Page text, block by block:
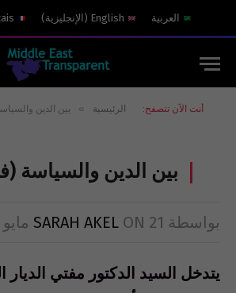
العربية English
( الإنجليزية)
أنت الآن تتصفح: الرئيسية » بين الدين
بين الدين والسياسة
بواسطة SARAH AKEL ON 21 مايو 2012
يتدخل السيد الدكتور مفتي الديار